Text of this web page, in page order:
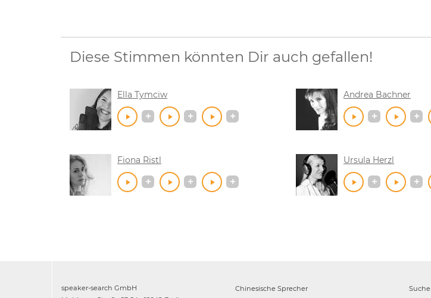
Diese Stimmen könnten Dir auch gefallen!
Ella Tymciw Andrea Bachner
Fiona Ristl Ursula Herzl
speaker-search GmbH
Chinesische Sprecher
Suche